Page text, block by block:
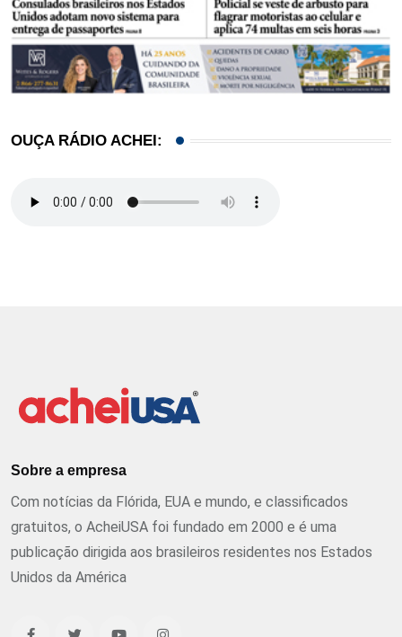
OUÇA RÁDIO ACHEI:
Sobre a empresa
Com notícias da Flórida, EUA e mundo, e classificados
gratuitos, o AcheiUSA foi fundado em 2000 e é uma
publicação dirigida aos brasileiros residentes nos Estados
Unidos da América